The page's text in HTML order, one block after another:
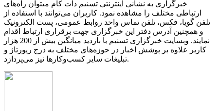
خبرگزاری به نشانی اینترنتی تسنیم دات کام میتوان راه‌های
ارتباطی مختلف را مشاهده نمود. کاربران می‌توانند با استفاده از
تلفن گویا، فکس، تلفن تماس واحد روابط عمومی، پست الکترونیک
و همچنین آدرس دفتر این خبرگزاری جهت برقراری ارتباط اقدام
نمایند. وبسایت خبرگزاری تسنیم با بازدید میانگین بیش از 200 هزار
کاربر علاوه بر پوشش اخبار در حوزه‌های مختلف به درج رپورتاژ و
تبلیغات سایر کسب‌وکارها نیز می‌پردازد.